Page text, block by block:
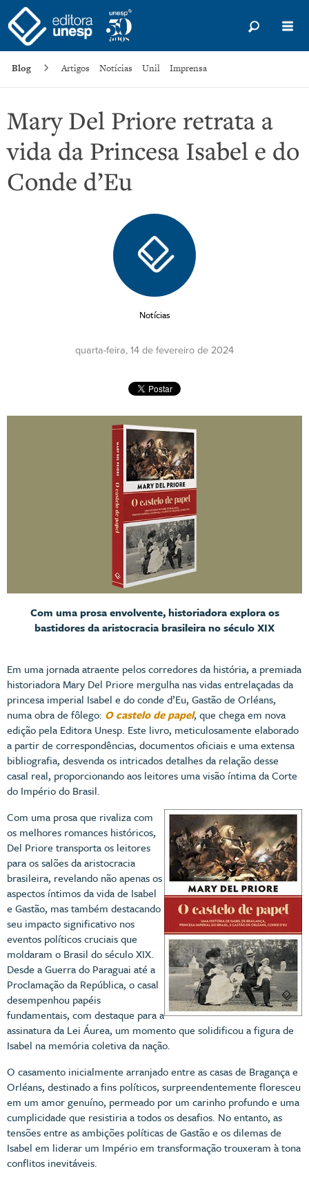
Blog Artigos Notícias Unil Imprensa
Mary Del Priore retrata a
vida da Princesa Isabel e do
Conde d’Eu
Notícias
quarta-feira, 14 de fevereiro de 2024
Com uma prosa envolvente, historiadora explora os
bastidores da aristocracia brasileira no século XIX
Em uma jornada atraente pelos corredores da história, a premiada
historiadora Mary Del Priore mergulha nas vidas entrelaçadas da
princesa imperial Isabel e do conde d’Eu, Gastão de Orléans,
numa obra de fôlego: O castelo de papel, que chega em nova
edição pela Editora Unesp. Este livro, meticulosamente elaborado
a partir de correspondências, documentos oficiais e uma extensa
bibliografia, desvenda os intricados detalhes da relação desse
casal real, proporcionando aos leitores uma visão íntima da Corte
do Império do Brasil.
Com uma prosa que rivaliza com
os melhores romances históricos,
Del Priore transporta os leitores
para os salões da aristocracia
brasileira, revelando não apenas os
aspectos íntimos da vida de Isabel
e Gastão, mas também destacando
seu impacto significativo nos
eventos políticos cruciais que
moldaram o Brasil do século XIX.
Desde a Guerra do Paraguai até a
Proclamação da República, o casal
desempenhou papéis
fundamentais, com destaque para a
assinatura da Lei Áurea, um momento que solidificou a figura de
Isabel na memória coletiva da nação.
O casamento inicialmente arranjado entre as casas de Bragança e
Orléans, destinado a fins políticos, surpreendentemente floresceu
em um amor genuíno, permeado por um carinho profundo e uma
cumplicidade que resistiria a todos os desafios. No entanto, as
tensões entre as ambições políticas de Gastão e os dilemas de
Isabel em liderar um Império em transformação trouxeram à tona
conflitos inevitáveis.